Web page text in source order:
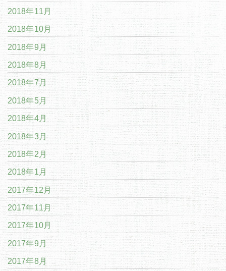
2018年11月
2018年10月
2018年9月
2018年8月
2018年7月
2018年5月
2018年4月
2018年3月
2018年2月
2018年1月
2017年12月
2017年11月
2017年10月
2017年9月
2017年8月